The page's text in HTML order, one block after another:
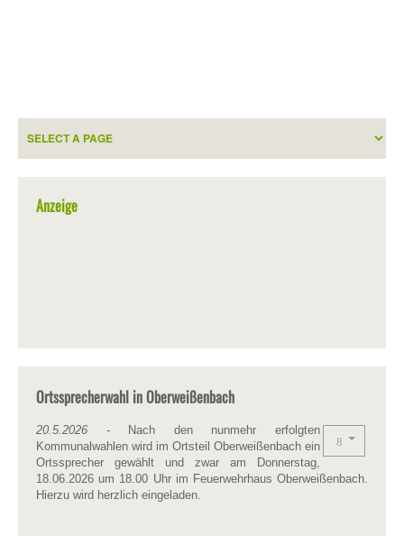
Anzeige
Ortssprecherwahl in Oberweißenbach
20.5.2026 - Nach den nunmehr erfolgten
Kommunalwahlen wird im Ortsteil Oberweißenbach ein
Ortssprecher gewählt und zwar am Donnerstag,
18.06.2026 um 18.00 Uhr im Feuerwehrhaus Oberweißenbach.
Hierzu wird herzlich eingeladen.